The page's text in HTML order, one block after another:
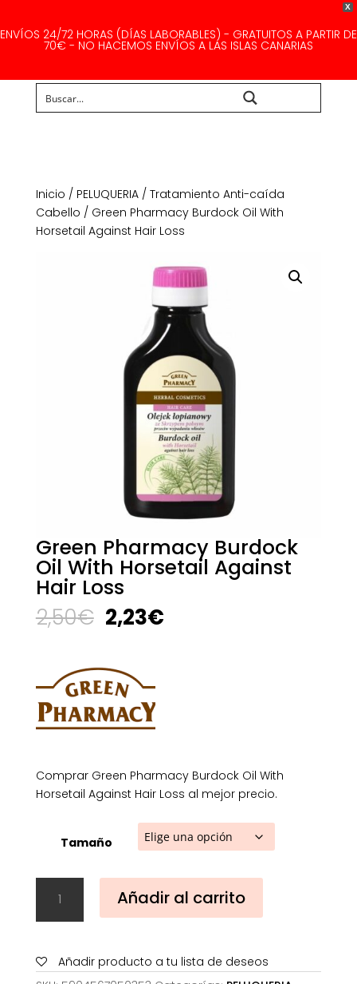
X
ENVÍOS 24/72 HORAS (DÍAS LABORABLES) - GRATUITOS A PARTIR DE
70€ - NO HACEMOS ENVÍOS A LAS ISLAS CANARIAS
Inicio / PELUQUERIA/ Tratamiento Anti-caída
Cabello / Green Pharmacy Burdock Oil With
Horsetail Against Hair Loss
Green Pharmacy Burdock
Oil With Horsetail Against
Hair Loss
2,50€ El
precio
era:
2,50€.
2,23€El
Comprar Green Pharmacy Burdock Oil With
Horsetail Against Hair Loss al mejor precio.
Tamaño
Pharmacy
Burdock
With
Horsetail
Añadir al carrito
Añadir producto a tu lista de deseos